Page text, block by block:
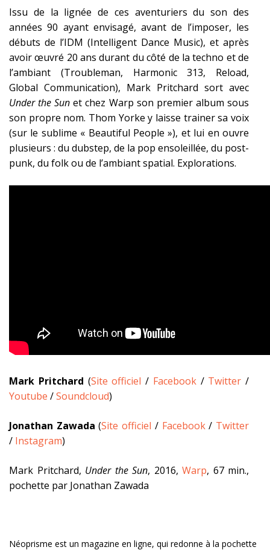
Issu de la lignée de ces aventuriers du son des
années 90 ayant envisagé, avant de l’imposer, les
débuts de l’IDM (Intelligent Dance Music), et après
avoir œuvré 20 ans durant du côté de la techno et de
l’ambiant (Troubleman, Harmonic 313, Reload,
Global Communication), Mark Pritchard sort avec
Under the Sun et chez Warp son premier album sous
son propre nom. Thom Yorke y laisse trainer sa voix
(sur le sublime « Beautiful People »), et lui en ouvre
plusieurs : du dubstep, de la pop ensoleillée, du post-
punk, du folk ou de l’ambiant spatial. Explorations.
Mark Pritchard (Site officiel / Facebook/ Twitter /
Youtube /Soundcloud)
Jonathan Zawada(Site officiel / Facebook/ Twitter
/ Instagram)
Mark Pritchard, Under the Sun, 2016, Warp, 67 min.,
pochette par Jonathan Zawada
Néoprisme est un magazine en ligne, qui redonne à la pochette